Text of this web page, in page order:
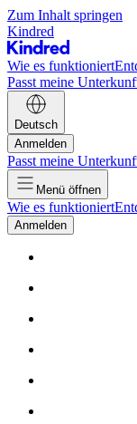
Zum Inhalt springen
Kindred
Wie es funktioniert
Passt meine
Deutsch
Anmelden
Passt meine
Menü öffnen
Wie es funktioniert
Anmelden